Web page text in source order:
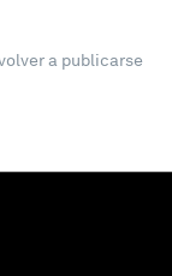
a publicarse